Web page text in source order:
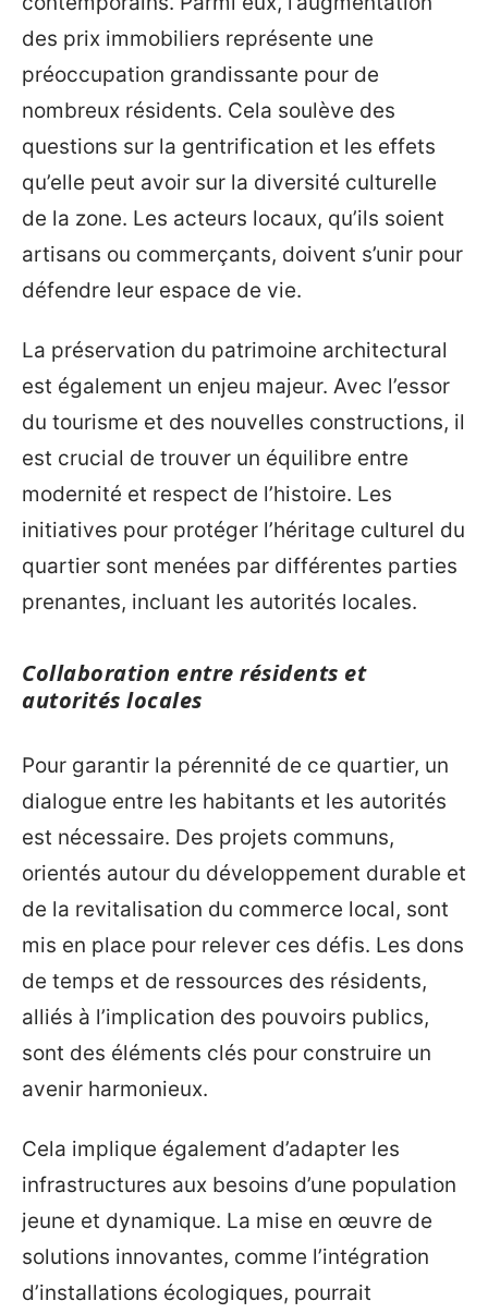
des prix immobiliers représente une
préoccupation grandissante pour de
nombreux résidents. Cela soulève des
questions sur la gentrification et les effets
qu’elle peut avoir sur la diversité culturelle
de la zone. Les acteurs locaux, qu’ils soient
artisans ou commerçants, doivent s’unir pour
défendre leur espace de vie.
La préservation du patrimoine architectural
est également un enjeu majeur. Avec l’essor
du tourisme et des nouvelles constructions, il
est crucial de trouver un équilibre entre
modernité et respect de l’histoire. Les
initiatives pour protéger l’héritage culturel du
quartier sont menées par différentes parties
prenantes, incluant les autorités locales.
Collaboration entre résidents et
autorités locales
Pour garantir la pérennité de ce quartier, un
dialogue entre les habitants et les autorités
est nécessaire. Des projets communs,
orientés autour du développement durable et
de la revitalisation du commerce local, sont
mis en place pour relever ces défis. Les dons
de temps et de ressources des résidents,
alliés à l’implication des pouvoirs publics,
sont des éléments clés pour construire un
avenir harmonieux.
Cela implique également d’adapter les
infrastructures aux besoins d’une population
jeune et dynamique. La mise en œuvre de
solutions innovantes, comme l’intégration
d’installations écologiques, pourrait